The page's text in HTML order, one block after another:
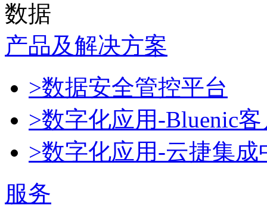
数据
产品及解决方案
>数据安全管控平台
>数字化应用-Bluenic
>数字化应用-云捷集成
服务